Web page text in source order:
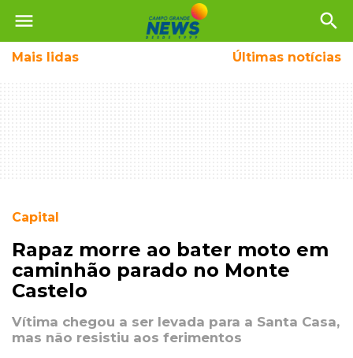
menu search
Mais lidas Últimas notícias
Capital
Rapaz morre ao bater moto em
caminhão parado no Monte
Castelo
Vítima chegou a ser levada para a Santa Casa,
mas não resistiu aos ferimentos